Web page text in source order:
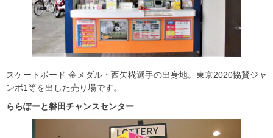
スケートボード 金メダル・西矢椛選手の出身地。東京2020協賛ジャ
ンボ1等を出した売り場です。
ららぽーと磐田チャンスセンター